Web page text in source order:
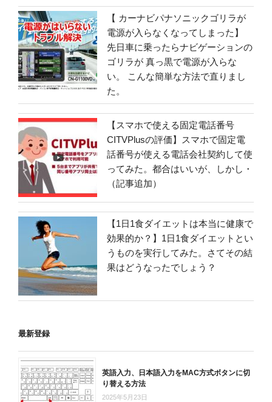
【 カーナビパナソニックゴリラが
電源が入らなくなってしまった】
先日車に乗ったらナビゲーションの
ゴリラが 真っ黒で電源が入らな
い。 こんな簡単な方法で直りまし
た。
【スマホで使える固定電話番号
CITVPlusの評価】スマホで固定電
話番号が使える電話会社契約して使
ってみた。都合はいいが、しかし・
（記事追加）
【1日1食ダイエットは本当に健康で
効果的か？】1日1食ダイエットとい
うものを実行してみた。さてその結
果はどうなったでしょう？
最新登録
英語入力、日本語入力をMAC方式ボタンに切
り替える方法
2025年5月23日